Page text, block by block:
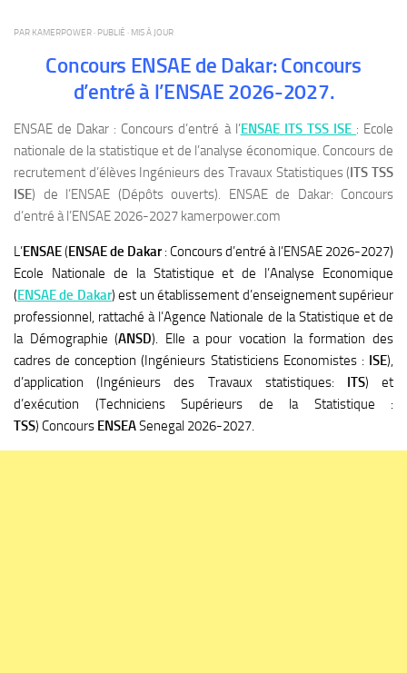
PAR KAMERPOWER· PUBLIÉ · MIS À JOUR
Concours ENSAE de Dakar: Concours
d’entré à l’ENSAE 2026-2027.
ENSAE de Dakar : Concours d’entré à l’ENSAE ITS TSS ISE : Ecole
nationale de la statistique et de l’analyse économique. Concours de
recrutement d’élèves Ingénieurs des Travaux Statistiques (ITS TSS
ISE) de l’ENSAE (Dépôts ouverts). ENSAE de Dakar: Concours
d’entré à l’ENSAE 2026-2027 kamerpower.com
L’ENSAE(ENSAE de Dakar: Concours d’entré à l’ENSAE 2026-2027)
Ecole Nationale de la Statistique et de l’Analyse Economique
(ENSAE de Dakar) est un établissement d’enseignement supérieur
professionnel, rattaché à l’Agence Nationale de la Statistique et de
la Démographie (ANSD). Elle a pour vocation la formation des
cadres de conception (Ingénieurs Statisticiens Economistes : ISE),
d’application (Ingénieurs des Travaux statistiques: ITS) et
d’exécution (Techniciens Supérieurs de la Statistique :
TSS) Concours ENSEASenegal 2026-2027.